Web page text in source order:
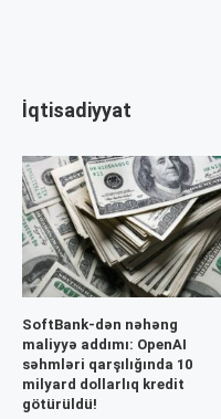
İqtisadiyyat
SoftBank-dən nəhəng
maliyyə addımı: OpenAI
səhmləri qarşılığında 10
milyard dollarlıq kredit
götürüldü!